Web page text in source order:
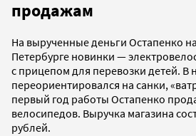
продажам
На вырученные деньги Остапенко
Петербурге новинки —
с прицепом для перевозки детей. В
переориентировался на санки,
первый год работы Остапенко
велосипедов. Выручка магазина
рублей.